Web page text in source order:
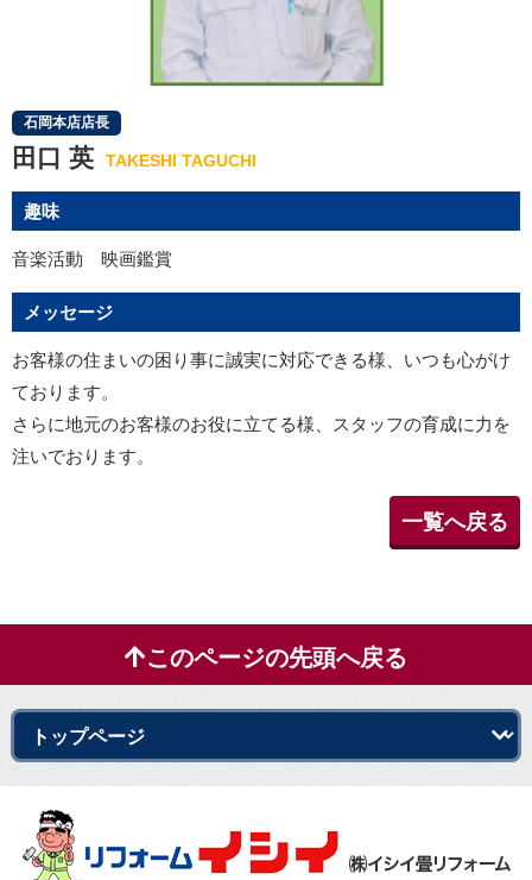
石岡本店店長
田口 英 TAKESHI TAGUCHI
趣味
音楽活動 映画鑑賞
メッセージ
お客様の住まいの困り事に誠実に対応できる様、いつも心がけ
ております。
さらに地元のお客様のお役に立てる様、スタッフの育成に力を
注いでおります。
一覧へ戻る
このページの先頭へ戻る